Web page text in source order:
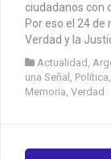
ciudadanos con
Por eso el 24
Verdad y la
Actualidad ,
una Señal , Política,
Memoria, Verdad